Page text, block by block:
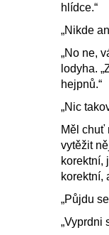
hlídce.“
„Nikde
„No ne,
lodyha.
hejpnů.“
„Nic
Měl chuť
vytěžit
korektní,
korektní,
„Půjdu
„Vyprdni